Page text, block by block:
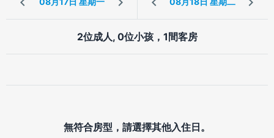
2位成人, 0位小孩，1間客房
無符合房型，請選擇其他入住日。